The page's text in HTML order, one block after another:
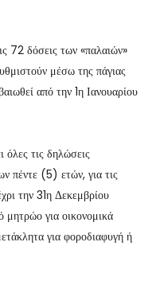
72 δόσεις των «παλαιών»
μέσω της πάγιας
από την 1η Ιανουαρίου
όλες τις δηλώσεις
πέντε (5) ετών, για τις
την 31η Δεκεμβρίου
μητρώο για οικονομικά
για φοροδιαφυγή ή